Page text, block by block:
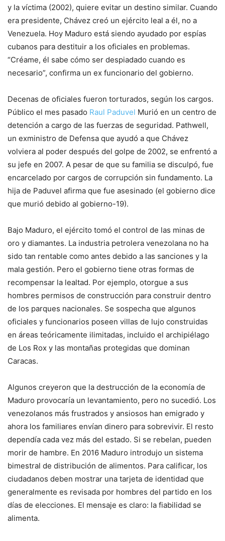
y la víctima (2002), quiere evitar un destino similar. Cuando
era presidente, Chávez creó un ejército leal a él, no a
Venezuela. Hoy Maduro está siendo ayudado por espías
cubanos para destituir a los oficiales en problemas.
“Créame, él sabe cómo ser despiadado cuando es
necesario”, confirma un ex funcionario del gobierno.
Decenas de oficiales fueron torturados, según los cargos.
Público el mes pasado Raul Paduvel Murió en un centro de
detención a cargo de las fuerzas de seguridad. Pathwell,
un exministro de Defensa que ayudó a que Chávez
volviera al poder después del golpe de 2002, se enfrentó a
su jefe en 2007. A pesar de que su familia se disculpó, fue
encarcelado por cargos de corrupción sin fundamento. La
hija de Paduvel afirma que fue asesinado (el gobierno dice
que murió debido al gobierno-19).
Bajo Maduro, el ejército tomó el control de las minas de
oro y diamantes. La industria petrolera venezolana no ha
sido tan rentable como antes debido a las sanciones y la
mala gestión. Pero el gobierno tiene otras formas de
recompensar la lealtad. Por ejemplo, otorgue a sus
hombres permisos de construcción para construir dentro
de los parques nacionales. Se sospecha que algunos
oficiales y funcionarios poseen villas de lujo construidas
en áreas teóricamente ilimitadas, incluido el archipiélago
de Los Rox y las montañas protegidas que dominan
Caracas.
Algunos creyeron que la destrucción de la economía de
Maduro provocaría un levantamiento, pero no sucedió. Los
venezolanos más frustrados y ansiosos han emigrado y
ahora los familiares envían dinero para sobrevivir. El resto
dependía cada vez más del estado. Si se rebelan, pueden
morir de hambre. En 2016 Maduro introdujo un sistema
bimestral de distribución de alimentos. Para calificar, los
ciudadanos deben mostrar una tarjeta de identidad que
generalmente es revisada por hombres del partido en los
días de elecciones. El mensaje es claro: la fiabilidad se
alimenta.